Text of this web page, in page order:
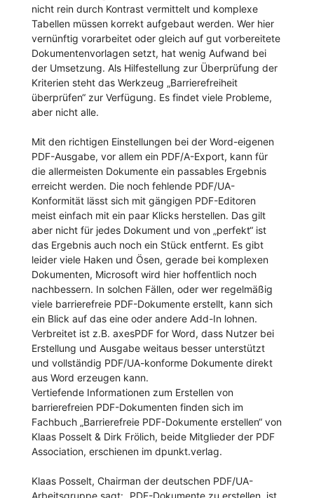
nicht rein durch Kontrast vermittelt und komplexe
Tabellen müssen korrekt aufgebaut werden. Wer hier
vernünftig vorarbeitet oder gleich auf gut vorbereitete
Dokumentenvorlagen setzt, hat wenig Aufwand bei
der Umsetzung. Als Hilfestellung zur Überprüfung der
Kriterien steht das Werkzeug „Barrierefreiheit
überprüfen“ zur Verfügung. Es findet viele Probleme,
aber nicht alle.
Mit den richtigen Einstellungen bei der Word-eigenen
PDF-Ausgabe, vor allem ein PDF/A-Export, kann für
die allermeisten Dokumente ein passables Ergebnis
erreicht werden. Die noch fehlende PDF/UA-
Konformität lässt sich mit gängigen PDF-Editoren
meist einfach mit ein paar Klicks herstellen. Das gilt
aber nicht für jedes Dokument und von „perfekt“ ist
das Ergebnis auch noch ein Stück entfernt. Es gibt
leider viele Haken und Ösen, gerade bei komplexen
Dokumenten, Microsoft wird hier hoffentlich noch
nachbessern. In solchen Fällen, oder wer regelmäßig
viele barrierefreie PDF-Dokumente erstellt, kann sich
ein Blick auf das eine oder andere Add-In lohnen.
Verbreitet ist z.B. axesPDF for Word, dass Nutzer bei
Erstellung und Ausgabe weitaus besser unterstützt
und vollständig PDF/UA-konforme Dokumente direkt
aus Word erzeugen kann.
Vertiefende Informationen zum Erstellen von
barrierefreien PDF-Dokumenten finden sich im
Fachbuch „Barrierefreie PDF-Dokumente erstellen“ von
Klaas Posselt & Dirk Frölich, beide Mitglieder der PDF
Association, erschienen im dpunkt.verlag.
Klaas Posselt, Chairman der deutschen PDF/UA-
Arbeitsgruppe sagt: „PDF-Dokumente zu erstellen, ist